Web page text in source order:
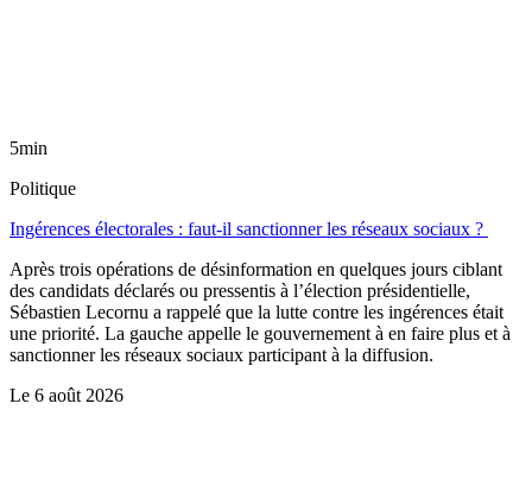
5min
Politique
Ingérences électorales : faut-il sanctionner les réseaux sociaux ?
Après trois opérations de désinformation en quelques jours ciblant
des candidats déclarés ou pressentis à l’élection présidentielle,
Sébastien Lecornu a rappelé que la lutte contre les ingérences était
une priorité. La gauche appelle le gouvernement à en faire plus et à
sanctionner les réseaux sociaux participant à la diffusion.
Le 6 août 2026